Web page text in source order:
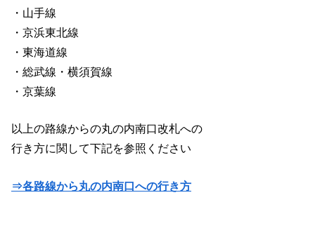
・山手線
・京浜東北線
・東海道線
・総武線・横須賀線
・京葉線
以上の路線からの丸の内南口改札への
行き方に関して下記を参照ください
⇒各路線から丸の内南口への行き方